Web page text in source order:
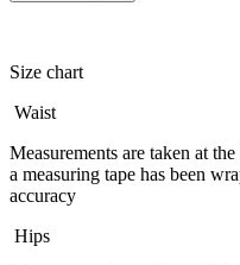
Size chart
Waist
Measurements are taken at
a measuring tape has been
accuracy
Hips